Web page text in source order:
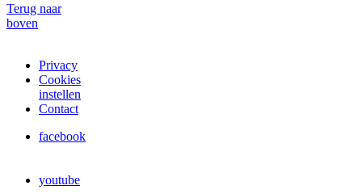
Terug naar
boven
Privacy
Cookies
instellen
Contact
facebook
youtube